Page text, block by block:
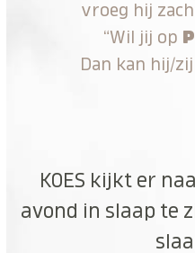
vroeg hij
“Wil jij op
Dan kan hij/
KOES kijkt er
avond in slaap te